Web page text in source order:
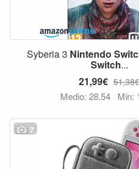
Syberia 3 Nintendo
Switch...
21,99€ 51,38€
Medio: 28,54 Min:
7